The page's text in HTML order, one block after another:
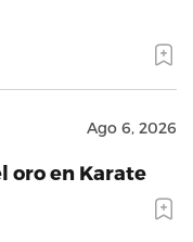
Ago 6, 2026
oro en Karate